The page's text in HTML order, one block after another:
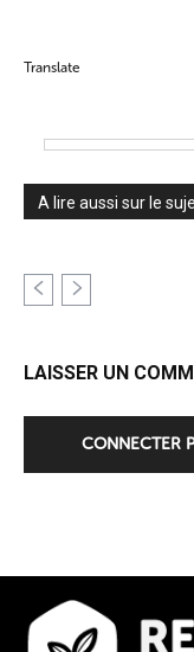
Translate
A lire aussi sur le
LAISSER UN
CONNECTER